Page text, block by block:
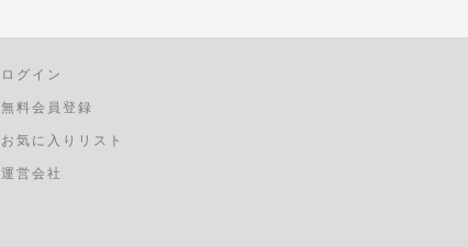
ログイン
無料会員登録
お気に入りリスト
運営会社